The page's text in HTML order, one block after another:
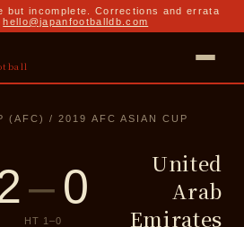
but incomplete. Corrections and errata
hello@japanfootballdb.com
(AFC) / 2019 AFC ASIAN CUP
–0
HT 1 –0
United
Arab
Emirates